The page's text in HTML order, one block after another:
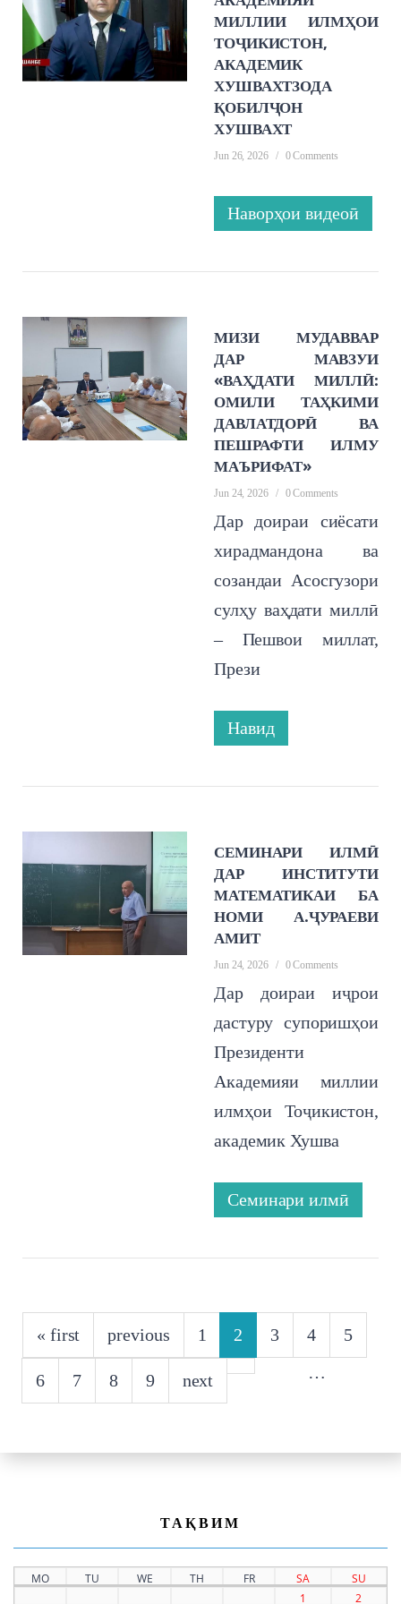
МИЛЛИИ ИЛМҲОИ
ТОҶИКИСТОН,
АКАДЕМИК
ХУШВАХТЗОДА
ҚОБИЛҶОН
ХУШВАХТ
Jun 26, 2026 / 0 Comments
Наворҳои видеоӣ
МИЗИ МУДАВВАР
ДАР МАВЗУИ
«ВАҲДАТИ МИЛЛӢ:
ОМИЛИ ТАҲКИМИ
ДАВЛАТДОРӢ ВА
ПЕШРАФТИ ИЛМУ
МАЪРИФАТ»
Jun 24, 2026 / 0 Comments
Дар доираи сиёсати
хирадмандона ва
созандаи Асосгузори
сулҳу ваҳдати миллӣ
– Пешвои миллат,
Прези
Навид
СЕМИНАРИ ИЛМӢ
ДАР ИНСТИТУТИ
МАТЕМАТИКАИ БА
НОМИ А.ҶУРАЕВИ
АМИТ
Jun 24, 2026 / 0 Comments
Дар доираи иҷрои
дастуру супоришҳои
Президенти
Академияи миллии
илмҳои Тоҷикистон,
академик Хушва
Семинари илмӣ
PAGES
« first previous 1 2 3 4 5
6 7 8 9 …
next
ТАҚВИМ
MO TU WE TH FR SA
SU
1
2